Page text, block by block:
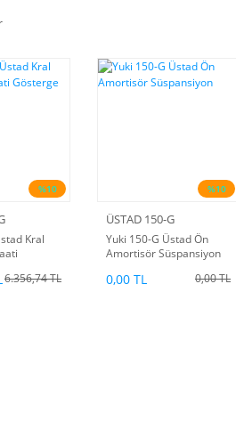
%10
Kral
6.356,74 TL
%10
ÜSTAD 150-G
Yuki 150-G Üstad Ön
Amortisör Süspansiyon
0,00 TL 0,00 TL